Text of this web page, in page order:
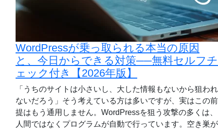
WordPressが乗っ取られる本当の原因
と、今日からできる対策──無料セルフチ
ェック付き【2026年版】
「うちのサイトは小さいし、大した情報もないから狙われ
ないだろう」そう考えている方は多いですが、実はこの前
提はもう通用しません。WordPressを狙う攻撃の多くは、
人間ではなくプログラムが自動で行っています。空き巣が